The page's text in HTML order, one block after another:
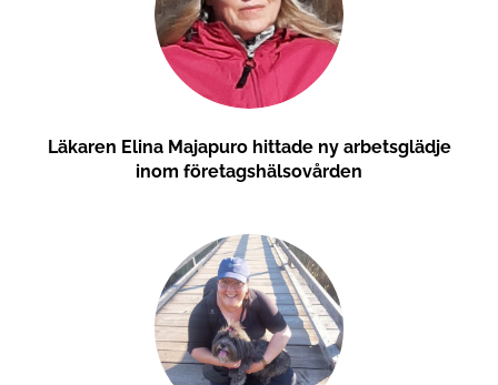
Läkaren Elina Majapuro hittade ny arbetsglädje
inom företagshälsovården